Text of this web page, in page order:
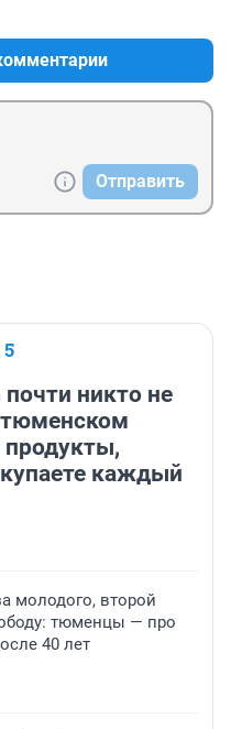
Отправить
никто не
тюменском
продукты,
каждый
молодого, второй
тюменцы — про
40 лет